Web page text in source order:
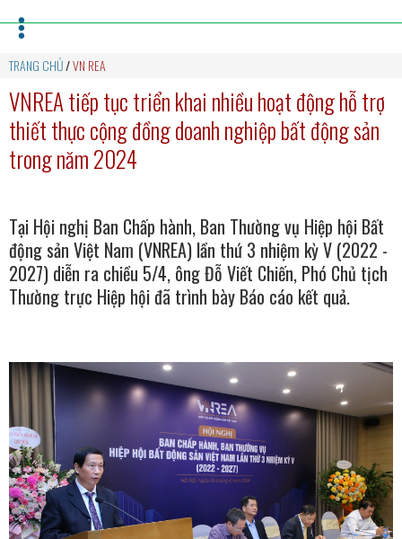
TRANG CHỦ/VN REA
VNREA tiếp tục triển khai nhiều hoạt động hỗ trợ
thiết thực cộng đồng doanh nghiệp bất động sản
trong năm 2024
Tại Hội nghị Ban Chấp hành, Ban Thường vụ Hiệp hội Bất
động sản Việt Nam (VNREA) lần thứ 3 nhiệm kỳ V (2022 -
2027) diễn ra chiều 5/4, ông Đỗ Viết Chiến, Phó Chủ tịch
Thường trực Hiệp hội đã trình bày Báo cáo kết quả.